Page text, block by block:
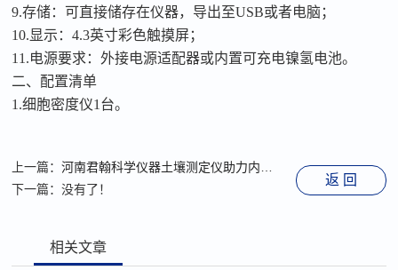
9.存储：可直接储存在仪器，导出至USB或者电脑；
10.显示：4.3英寸彩色触摸屏；
11.电源要求：外接电源适配器或内置可充电镍氢电池。
二、配置清单
1.细胞密度仪1台。
上一篇：河南君翰科学仪器土壤测定仪助力内江市标准化林业工作站建设
下一篇：没有了！
返 回
相关文章